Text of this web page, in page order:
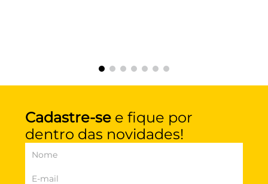
Cadastre-se e fique por
dentro das novidades!